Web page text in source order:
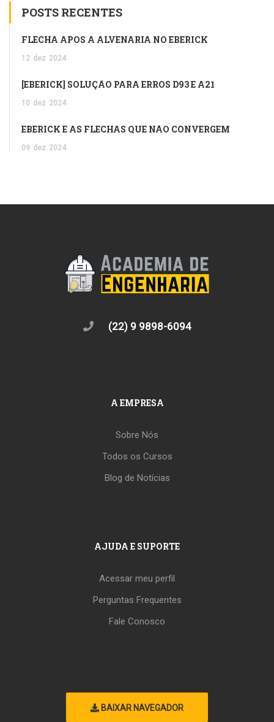
POSTS RECENTES
FLECHA APÓS A ALVENARIA NO EBERICK
12 dez 2024
[EBERICK] SOLUÇÃO PARA ERROS D93 E A21
10 dez 2024
EBERICK E AS FLECHAS QUE NÃO CONVERGEM
09 dez 2024
(22) 9 9898-6094
A EMPRESA
Sobre Nós
Todos os Cursos
Blog de Notícias
AJUDA E SUPORTE
Acessar meu perfil
Perguntas Frequentes
Fale Conosco
BAIXAR NAVEGADOR